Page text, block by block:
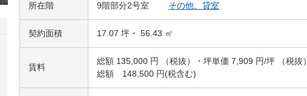
所在階 9階部分2号室 その他、貸室
契約面積 17.07 坪・ 56.43 ㎡
賃料
総額 135,000 円 （税抜）・坪単価 7,909 円/坪 （税抜）
総額 148,500 円(税含む)